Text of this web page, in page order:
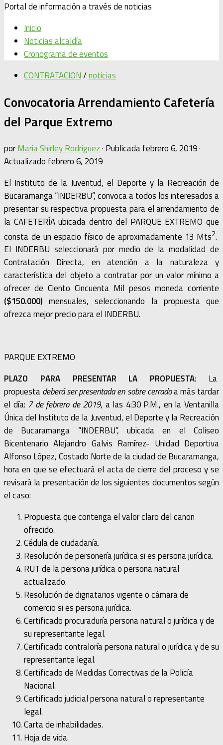
Portal de información a través de noticias
Inicio
Noticias alcaldía
Cronograma de eventos
CONTRATACION/noticias
Convocatoria Arrendamiento Cafetería
del Parque Extremo
porMaria Shirley Rodriguez· Publicadafebrero 6, 2019·
Actualizado febrero 6, 2019
El Instituto de la Juventud, el Deporte y la Recreación de
Bucaramanga “INDERBU”, convoca a todos los interesados a
presentar su respectiva propuesta para el arrendamiento de
la CAFETERÍA ubicada dentro del PARQUE EXTREMO que
consta de un espacio físico de aproximadamente 13 Mts2.
El INDERBU seleccionará por medio de la modalidad de
Contratación Directa, en atención a la naturaleza y
característica del objeto a contratar por un valor mínimo a
ofrecer de Ciento Cincuenta Mil pesos moneda corriente
($150.000) mensuales, seleccionando la propuesta que
ofrezca mejor precio para el INDERBU.
PARQUE EXTREMO
PLAZO PARA PRESENTAR LA PROPUESTA: La
propuestadeberá ser presentada en sobre cerradoa más tardar
el día: 7 de febrero de 2019, a las 4:30 P.M., en la Ventanilla
Única del Instituto de la Juventud, el Deporte y la Recreación
de Bucaramanga “INDERBU”, ubicada en el Coliseo
Bicentenario Alejandro Galvis Ramírez- Unidad Deportiva
Alfonso López, Costado Norte de la ciudad de Bucaramanga,
hora en que se efectuará el acta de cierre del proceso y se
revisará la presentación de los siguientes documentos según
el caso:
Propuesta que contenga el valor claro del canon
ofrecido.
Cédula de ciudadanía.
Resolución de personería jurídica si es persona jurídica.
RUT de la persona jurídica o persona natural
actualizado.
Resolución de dignatarios vigente o cámara de
comercio si es persona jurídica.
Certificado procuraduría persona natural o jurídica y de
su representante legal.
Certificado contraloría persona natural o jurídica y de su
representante legal.
Certificado de Medidas Correctivas de la Policía
Nacional.
Certificado judicial persona natural o representante
legal.
Carta de inhabilidades.
Hoja de vida.